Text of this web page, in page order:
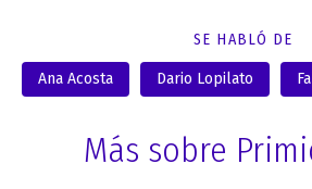
SE HABLÓ DE
Ana Acosta Dario Lopilato
Más sobre